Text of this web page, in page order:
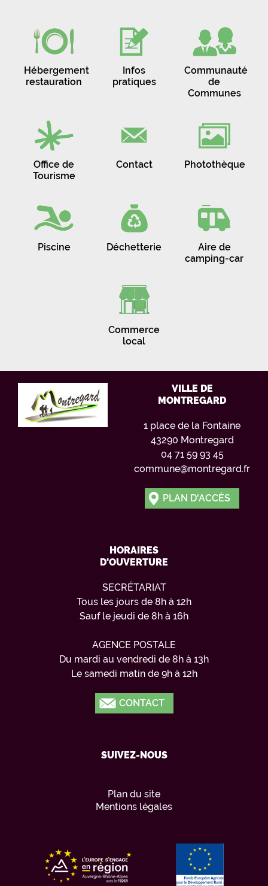
Hébergement
restauration
Infos
pratiques
Communauté
de
Communes
Office de
Tourisme
Contact Photothèque
Piscine Déchetterie
Aire de
camping-car
Commerce
local
VILLE DE
MONTREGARD
1 place de la Fontaine
43290 Montregard
04 71 59 93 45
commune@montregard.fr
PLAN D'ACCÈS
HORAIRES
D'OUVERTURE
SECRÉTARIAT
Tous les jours de 8h à 12h
Sauf le jeudi de 8h à 16h
AGENCE POSTALE
Du mardi au vendredi de 8h à 13h
Le samedi matin de 9h à 12h
CONTACT
SUIVEZ-NOUS
Plan du site
Mentions légales